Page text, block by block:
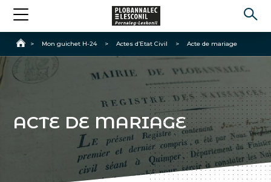
Accueil
> Mon guichet H-24 > Actes d’Etat Civil > Acte de mariage
ACTE DE MARIAGE